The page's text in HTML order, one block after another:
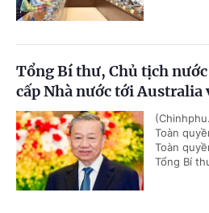
Tổng Bí thư, Chủ tịch
cấp Nhà nước tới Australia
Toàn
Toàn
Tổng Bí